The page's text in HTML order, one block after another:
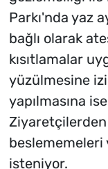
Parkı'nda yaz
bağlı olarak
kısıtlamalar
yüzülmesine
yapılmasına
Ziyaretçilerden
beslememeleri
isteniyor.